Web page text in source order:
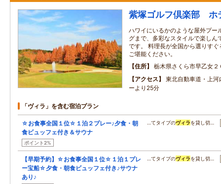
紫塚ゴルフ倶楽部 ホ
ハワイにいるかのような屋外プー
グまで、多彩なスタイルで楽しん
です。 料理長が全国から選りす
ご堪能ください。
住所
栃木県さくら市早乙女２
アクセス
東北自動車道・上
ーより25分
「ヴィラ」を含む宿泊プラン
☆お食事全国１位☆１泊２プレー♪夕食・朝
食ビュッフェ付き＆サウナ
ポイント2%
…てタイプのヴィラを貸し切…
【早期予約】☆お食事全国１位☆１泊１プレ
ー宝船☆夕食・朝食ビュッフェ付き♪サウナ
あり♪
…てタイプのヴィラを貸し切…